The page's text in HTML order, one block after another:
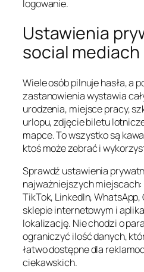
logowanie.
Ustawienia
social
Wiele osób pilnuje hasła, a
zastanowienia wystawia
urodzenia, miejsce pracy,
urlopu, zdjęcie biletu
mapce. To wszystko są
ktoś może zebrać i
Sprawdź ustawienia
najważniejszych
TikTok, LinkedIn,
sklepie internetowym i
lokalizację. Nie chodzi o
ograniczyć ilość danych,
łatwo dostępne dla
ciekawskich.